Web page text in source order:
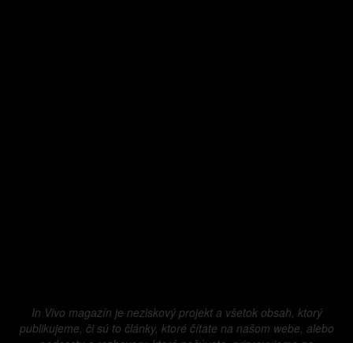
In Vivo magazín je neziskový projekt a všetok obsah, ktorý
publikujeme, či sú to články, ktoré čítate na našom webe, alebo